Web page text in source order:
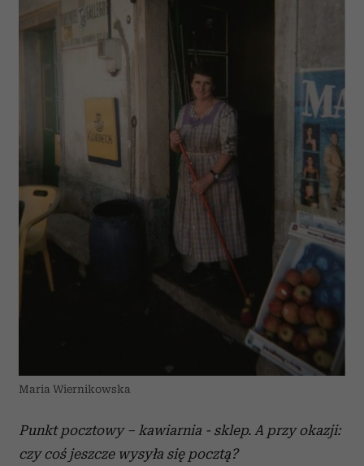
Maria Wiernikowska
Punkt pocztowy – kawiarnia - sklep. A przy okazji:
czy coś jeszcze wysyła się pocztą?